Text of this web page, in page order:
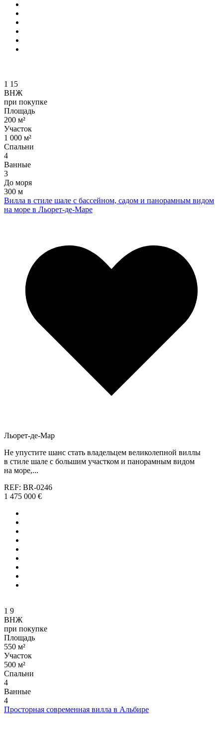
1 15
ВНЖ
при покупке
Площадь
200 м²
Участок
1 000 м²
Спальни
4
Ванные
3
До моря
300 м
Вилла в стиле шале с бассейном, садом и панорамным видом
на море в Льорет-де-Маре
Льорет-де-Мар
Не упустите шанс стать владельцем великолепной виллы
в стиле шале с большим участком и панорамным видом
на море,...
REF: BR-0246
1 475 000 €
1 9
ВНЖ
при покупке
Площадь
550 м²
Участок
500 м²
Спальни
4
Ванные
4
Просторная современная вилла в Альбире